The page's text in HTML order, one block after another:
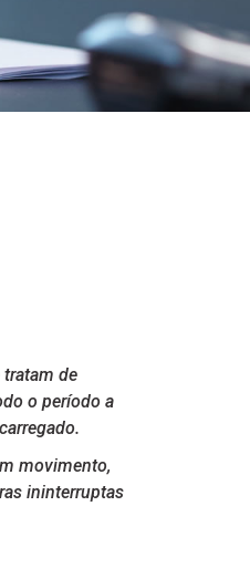
tratam de
o período a
movimento,
ininterruptas